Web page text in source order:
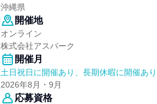
沖縄県
開催地
オンライン
株式会社アスパーク
開催月
土日祝日に開催あり、長期休暇に開催あり
2026年8月・9月
応募資格